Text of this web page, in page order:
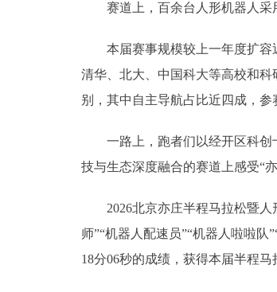
赛道上，百余台人形机器人采
本届赛事规模较上一年度扩容近
清华、北大、中国科大等高校和
别，其中自主导航占比近四成，参
一路上，跑者们以经开区科创十
技与生态深度融合的赛道上感受“亦
2026北京亦庄半程马拉松暨人
师”“机器人配速员”“机器人啦啦
18分06秒的成绩，获得本届半程马